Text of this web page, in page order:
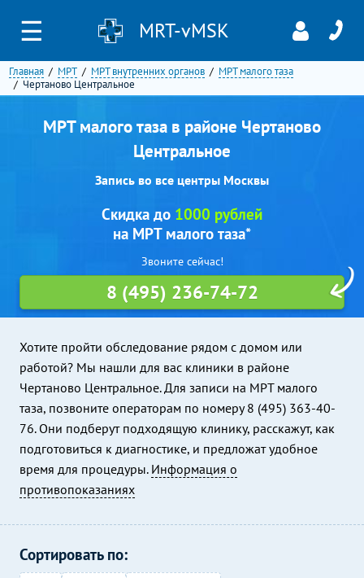
☰ MRT-vMSK
Главная МРТ МРТ внутренних органов
МРТ малого таза
Чертаново Центральное
МРТ малого таза в районе Чертаново
Центральное
Запись во все центры Москвы
Хотите пройти обследование рядом с домом или
работой? Мы нашли для вас клиники в районе
Чертаново Центральное. Для записи на МРТ малого
таза, позвоните операторам по номеру 8 (495) 363-40-
76. Они подберут подходящую клинику, расскажут, как
подготовиться к диагностике, и предложат удобное
время для процедуры. Информация о
противопоказаниях
Скидка до 1000 рублей
на МРТ малого таза*
Звоните сейчас!
8 (495) 236-74-72
Сортировать по: